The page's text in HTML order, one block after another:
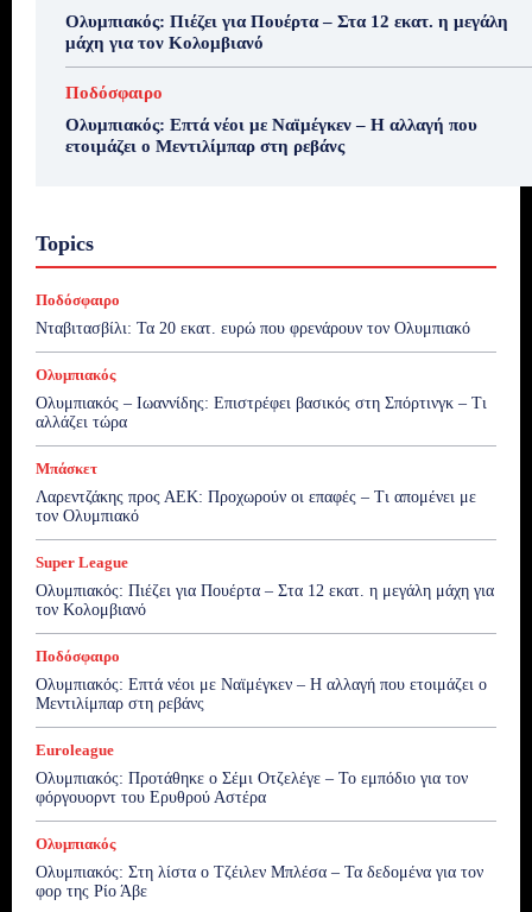
Ολυμπιακός: Πιέζει για Πουέρτα – Στα 12 εκατ. η μεγάλη
μάχη για τον Κολομβιανό
Ποδόσφαιρο
Ολυμπιακός: Επτά νέοι με Ναϊμέγκεν – Η αλλαγή που
ετοιμάζει ο Μεντιλίμπαρ στη ρεβάνς
Topics
Ποδόσφαιρο
Νταβιτασβίλι: Τα 20 εκατ. ευρώ που φρενάρουν τον Ολυμπιακό
Ολυμπιακός
Ολυμπιακός – Ιωαννίδης: Επιστρέφει βασικός στη Σπόρτινγκ – Τι
αλλάζει τώρα
Μπάσκετ
Λαρεντζάκης προς ΑΕΚ: Προχωρούν οι επαφές – Τι απομένει με
τον Ολυμπιακό
Super League
Ολυμπιακός: Πιέζει για Πουέρτα – Στα 12 εκατ. η μεγάλη μάχη για
τον Κολομβιανό
Ποδόσφαιρο
Ολυμπιακός: Επτά νέοι με Ναϊμέγκεν – Η αλλαγή που ετοιμάζει ο
Μεντιλίμπαρ στη ρεβάνς
Euroleague
Ολυμπιακός: Προτάθηκε ο Σέμι Οτζελέγε – Το εμπόδιο για τον
φόργουορντ του Ερυθρού Αστέρα
Ολυμπιακός
Ολυμπιακός: Στη λίστα ο Τζέιλεν Μπλέσα – Τα δεδομένα για τον
φορ της Ρίο Άβε